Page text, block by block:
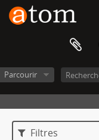
Parcourir
Filtres